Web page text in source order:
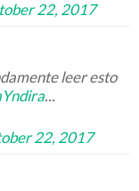
22, 2017
leer esto
...
22, 2017